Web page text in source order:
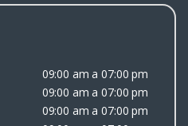
09:00 am a 07:00 pm
09:00 am a 07:00 pm
09:00 am a 07:00 pm